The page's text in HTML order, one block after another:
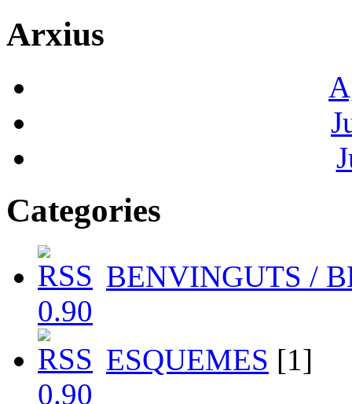
Arxius
Categories
BENVINGUTS /
ESQUEMES [1]